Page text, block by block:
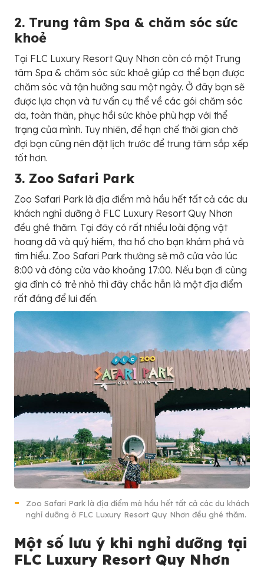
2. Trung tâm Spa & chăm sóc sức
khoẻ
Tại FLC Luxury Resort Quy Nhơn còn có một Trung
tâm Spa & chăm sóc sức khoẻ giúp cơ thể bạn được
chăm sóc và tận hưởng sau một ngày. Ở đây bạn sẽ
được lựa chọn và tư vấn cụ thể về các gói chăm sóc
da, toàn thân, phục hồi sức khỏe phù hợp với thể
trạng của mình. Tuy nhiên, để hạn chế thời gian chờ
đợi bạn cũng nên đặt lịch trước để trung tâm sắp xếp
tốt hơn.
3. Zoo Safari Park
Zoo Safari Park là địa điểm mà hầu hết tất cả các du
khách nghỉ dưỡng ở FLC Luxury Resort Quy Nhơn
đều ghé thăm. Tại đây có rất nhiều loài động vật
hoang dã và quý hiếm, tha hồ cho bạn khám phá và
tìm hiểu. Zoo Safari Park thường sẽ mở cửa vào lúc
8:00 và đóng cửa vào khoảng 17:00. Nếu bạn đi cùng
gia đình có trẻ nhỏ thì đây chắc hẳn là một địa điểm
rất đáng để lui đến.
Zoo Safari Park là địa điểm mà hầu hết tất cả các du khách
nghỉ dưỡng ở FLC Luxury Resort Quy Nhơn đều ghé thăm.
Một số lưu ý khi nghỉ dưỡng tại
FLC Luxury Resort Quy Nhơn